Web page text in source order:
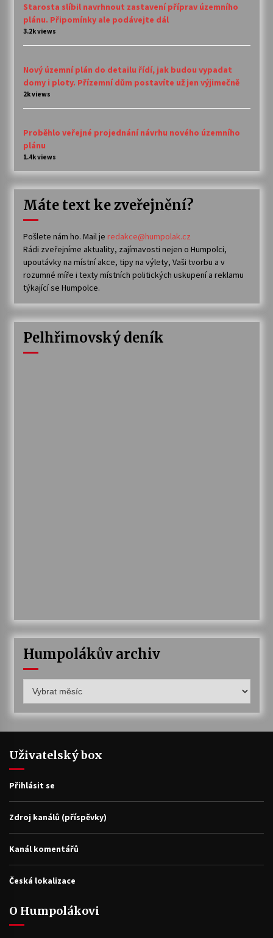
Starosta slíbil navrhnout zastavení příprav územního
plánu. Připomínky ale podávejte dál
3.2k views
Nový územní plán do detailu řídí, jak budou vypadat
domy i ploty. Přízemní dům postavíte už jen výjimečně
2k views
Proběhlo veřejné projednání návrhu nového územního
plánu
1.4k views
Máte text ke zveřejnění?
Pošlete nám ho. Mail je redakce@humpolak.cz
Rádi zveřejníme aktuality, zajímavosti nejen o Humpolci,
upoutávky na místní akce, tipy na výlety, Vaši tvorbu a v
rozumné míře i texty místních politických uskupení a reklamu
týkající se Humpolce.
Pelhřimovský deník
Humpolákův archiv
archiv
Uživatelský box
Přihlásit se
Zdroj kanálů (příspěvky)
Kanál komentářů
Česká lokalizace
O Humpolákovi